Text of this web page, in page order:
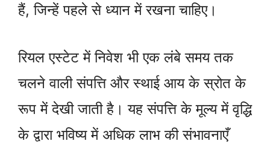
हैं, जिन्हें पहले से ध्यान में रखना चाहिए।
रियल एस्टेट में निवेश भी एक लंबे समय तक
चलने वाली संपत्ति और स्थाई आय के स्रोत के
रूप में देखी जाती है। यह संपत्ति के मूल्य में वृद्धि
के द्वारा भविष्य में अधिक लाभ की संभावनाएँ